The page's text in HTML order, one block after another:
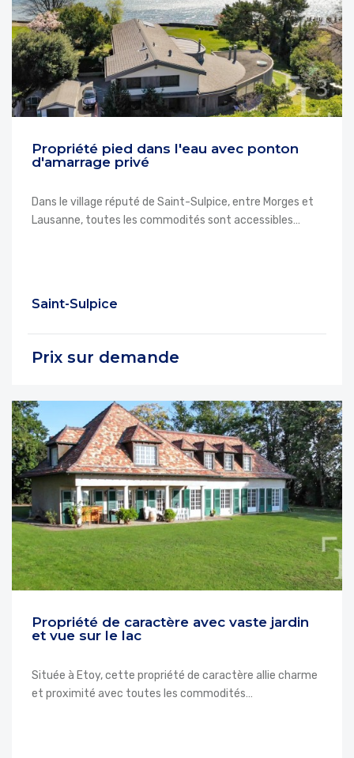
Propriété pied dans l'eau avec ponton
d'amarrage privé
Dans le village réputé de Saint-Sulpice, entre Morges et
Lausanne, toutes les commodités sont accessibles…
Saint-Sulpice
Prix sur demande
Propriété de caractère avec vaste jardin
et vue sur le lac
Située à Etoy, cette propriété de caractère allie charme
et proximité avec toutes les commodités…